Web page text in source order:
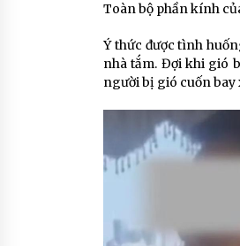
Toàn bộ phần kính
Ý thức được tình
nhà tắm. Đợi khi gió
người bị gió cuốn bay